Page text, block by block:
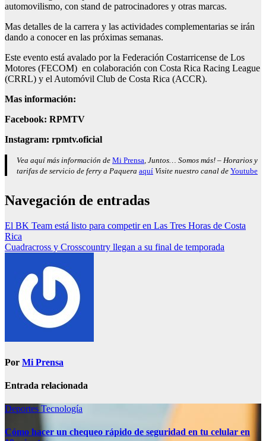
automovilismo, con stand de patrocinadores y otras marcas.
Mas detalles de la carrera y las actividades complementarias se irán
dando a conocer en las próximas semanas.
Este evento está avalado por la Federación Costarricense de Los
Motores (FECOM) en colaboración con Costa Rica Racing League
(CRRL) y el Automóvil Club de Costa Rica (ACCR).
Mas información:
Facebook: RPMTV
Instagram: rpmtv.oficial
Vea aquí más información de Mi Prensa, Juntos… Somos más! – Horarios y
tarifas de servicio de ferry a Paquera aquí Visite nuestro canal de Youtube
Navegación de entradas
El BK Team está listo para competir en Las Tres Horas de Costa
Rica
Cuadracross y Crosscountry llegan a su final de temporada
Por Mi Prensa
Entrada relacionada
Deportes Tecnología
Cómo hacer un chequeo rápido de seguridad en tu celular en